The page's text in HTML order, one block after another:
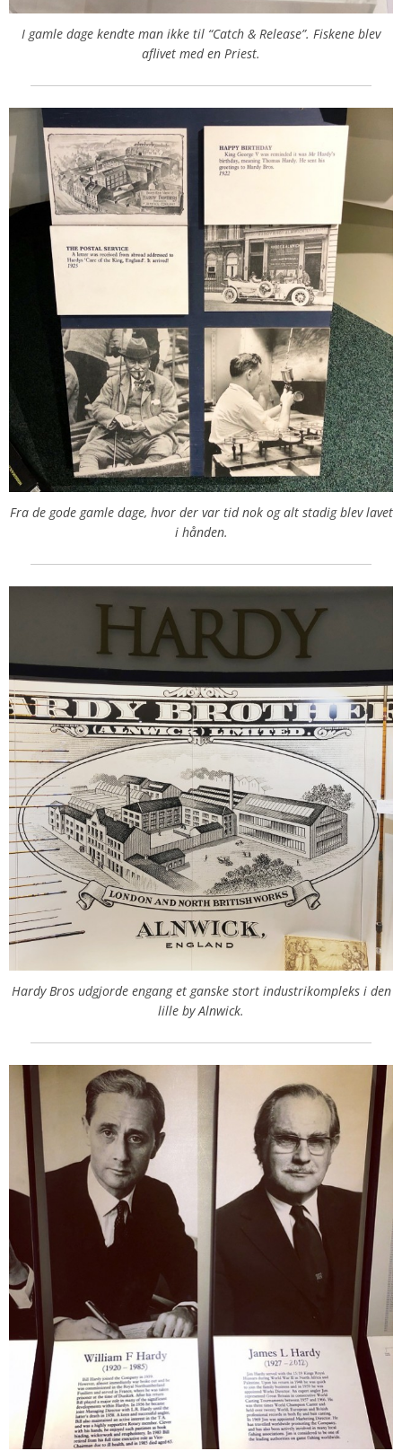
I gamle dage kendte man ikke til “Catch & Release”. Fiskene blev
aflivet med en Priest.
Fra de gode gamle dage, hvor der var tid nok og alt stadig blev lavet
i hånden.
Hardy Bros udgjorde engang et ganske stort industrikompleks i den
lille by Alnwick.